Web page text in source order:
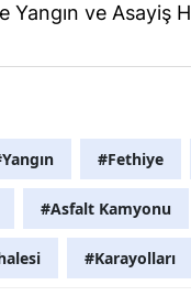
Yangın ve Asayiş
#Fethiye
#Asfalt Kamyonu
#Karayolları